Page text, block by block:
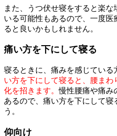
また、うつ伏せ寝をすると楽
いる可能性もあるので、一度
ると良いかもしれません。
痛い方を下にして寝る
寝るときに、痛みを感じている
い方を下にして寝ると、腰ま
化を招きます。慢性腰痛や痛み
あるので、痛い方を下にして寝
う。
仰向け